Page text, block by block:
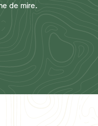
de mire.